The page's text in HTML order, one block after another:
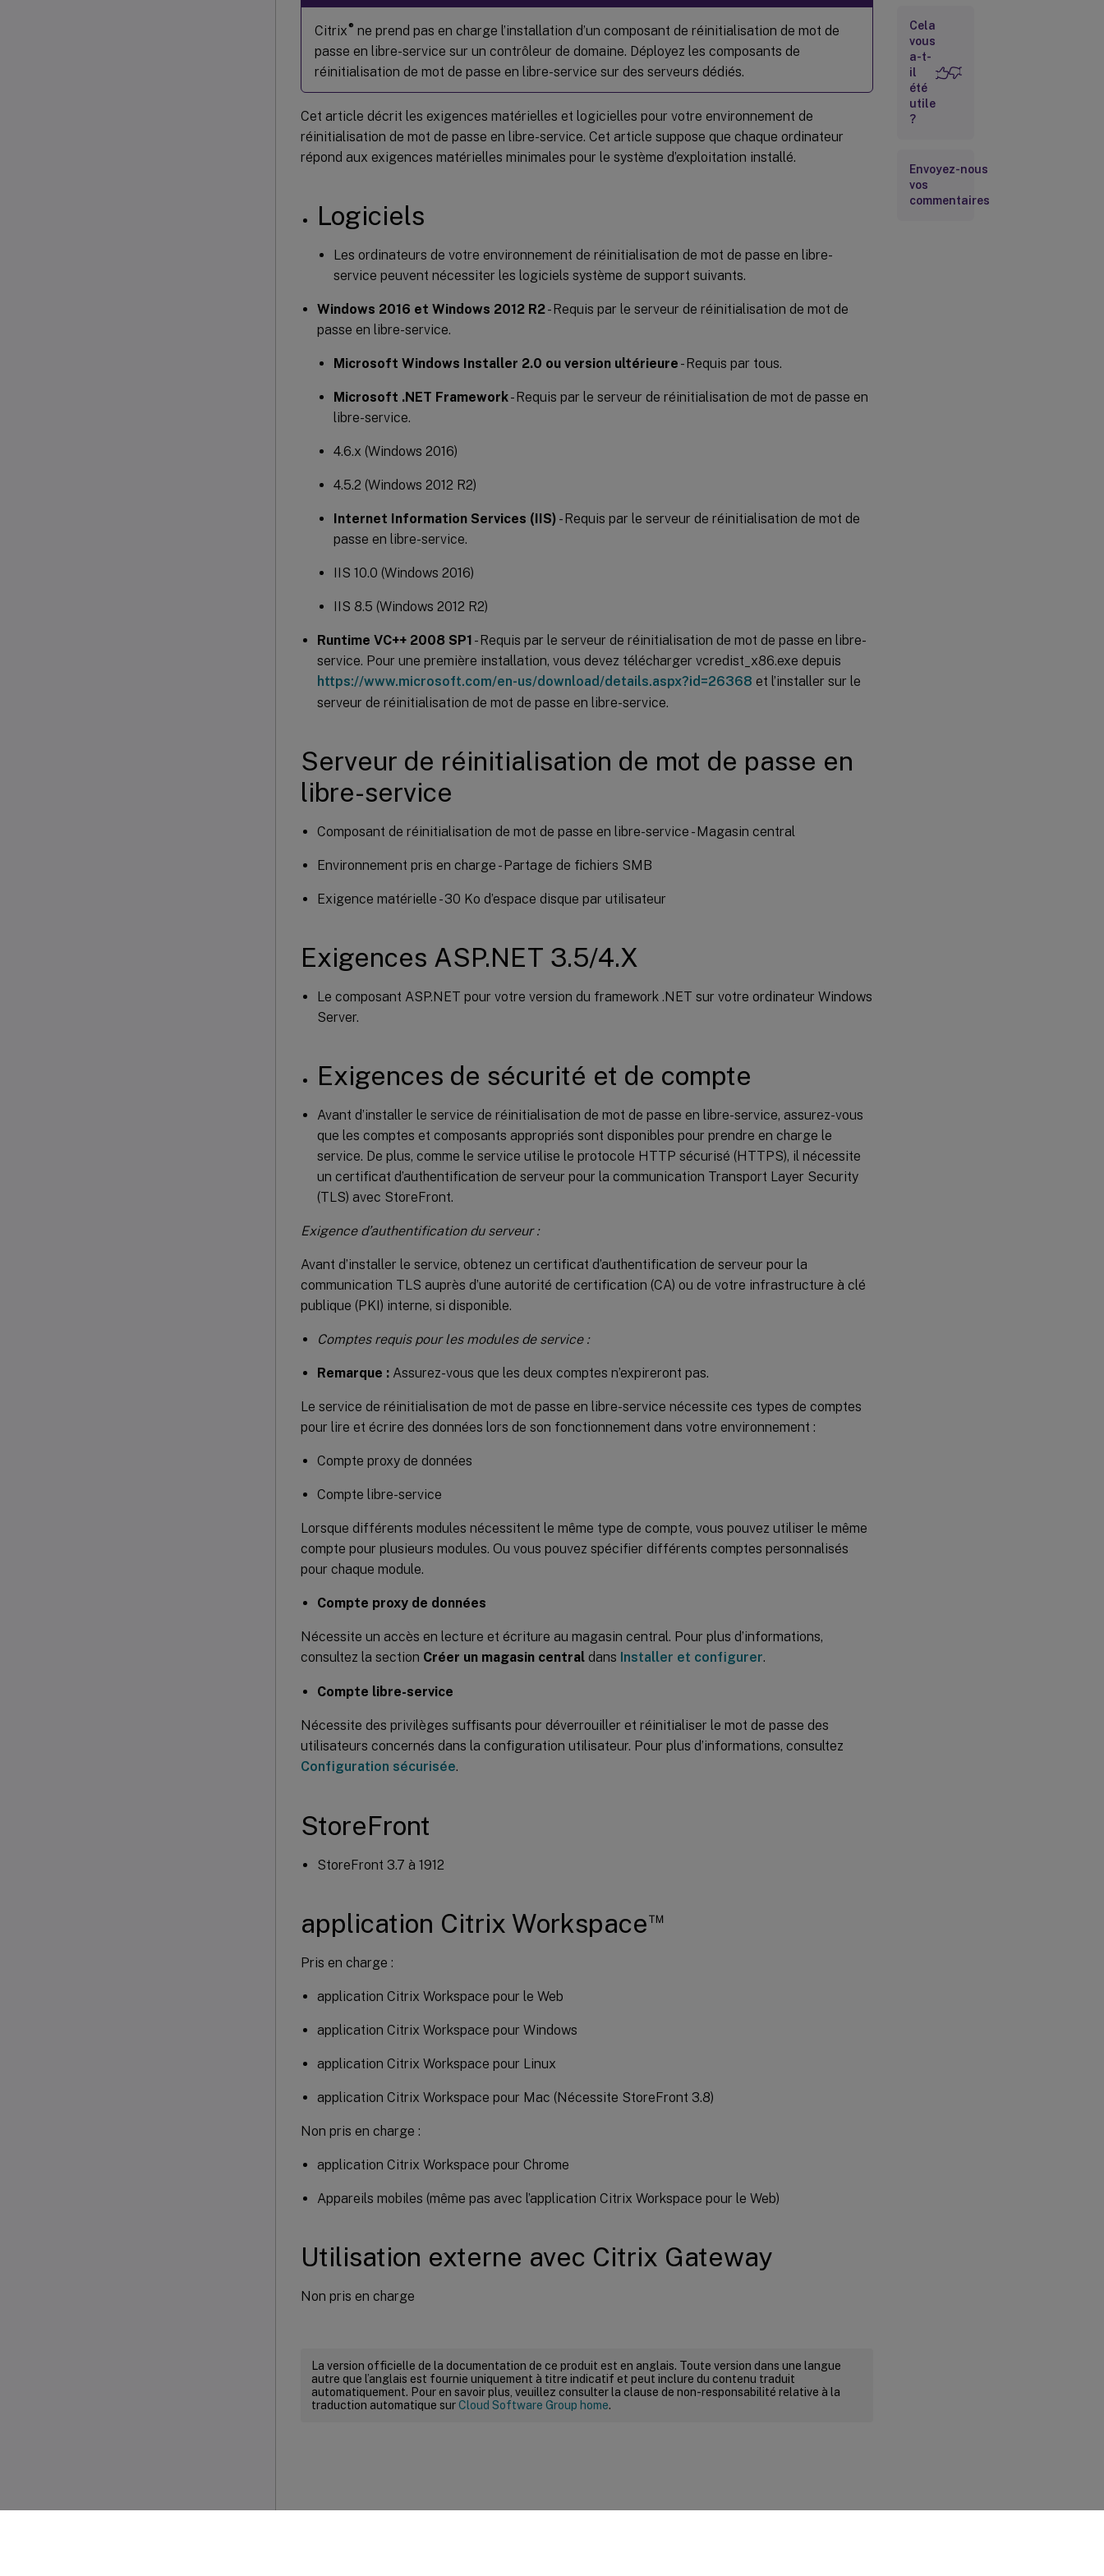
Citrix® ne prend pas en charge l’installation d’un composant de réinitialisation de mot de
passe en libre-service sur un contrôleur de domaine. Déployez les composants de
réinitialisation de mot de passe en libre-service sur des serveurs dédiés.
Cet article décrit les exigences matérielles et logicielles pour votre environnement de
réinitialisation de mot de passe en libre-service. Cet article suppose que chaque ordinateur
répond aux exigences matérielles minimales pour le système d’exploitation installé.
Logiciels
Les ordinateurs de votre environnement de réinitialisation de mot de passe en libre-
service peuvent nécessiter les logiciels système de support suivants.
Windows 2016 et Windows 2012 R2- Requis par le serveur de réinitialisation de mot de
passe en libre-service.
Microsoft Windows Installer 2.0 ou version ultérieure - Requis par tous.
Microsoft .NET Framework- Requis par le serveur de réinitialisation de mot de passe en
libre-service.
4.6.x (Windows 2016)
4.5.2 (Windows 2012 R2)
Internet Information Services (IIS) - Requis par le serveur de réinitialisation de mot de
passe en libre-service.
IIS 10.0 (Windows 2016)
IIS 8.5 (Windows 2012 R2)
Runtime VC++ 2008 SP1 - Requis par le serveur de réinitialisation de mot de passe en libre-
service. Pour une première installation, vous devez télécharger vcredist_x86.exe depuis
https://www.microsoft.com/en-us/download/details.aspx?id=26368 et l’installer sur le
serveur de réinitialisation de mot de passe en libre-service.
Serveur de réinitialisation de mot de passe en
libre-service
Composant de réinitialisation de mot de passe en libre-service - Magasin central
Environnement pris en charge - Partage de fichiers SMB
Exigence matérielle - 30 Ko d’espace disque par utilisateur
Exigences ASP.NET 3.5/4.X
Le composant ASP.NET pour votre version du framework .NET sur votre ordinateur Windows
Server.
Exigences de sécurité et de compte
Avant d’installer le service de réinitialisation de mot de passe en libre-service, assurez-vous
que les comptes et composants appropriés sont disponibles pour prendre en charge le
service. De plus, comme le service utilise le protocole HTTP sécurisé (HTTPS), il nécessite
un certificat d’authentification de serveur pour la communication Transport Layer Security
(TLS) avec StoreFront.
Exigence d’authentification du serveur :
Avant d’installer le service, obtenez un certificat d’authentification de serveur pour la
communication TLS auprès d’une autorité de certification (CA) ou de votre infrastructure à clé
publique (PKI) interne, si disponible.
Comptes requis pour les modules de service :
Remarque : Assurez-vous que les deux comptes n’expireront pas.
Le service de réinitialisation de mot de passe en libre-service nécessite ces types de comptes
pour lire et écrire des données lors de son fonctionnement dans votre environnement :
Compte proxy de données
Compte libre-service
Lorsque différents modules nécessitent le même type de compte, vous pouvez utiliser le même
compte pour plusieurs modules. Ou vous pouvez spécifier différents comptes personnalisés
pour chaque module.
Compte proxy de données
Nécessite un accès en lecture et écriture au magasin central. Pour plus d’informations,
consultez la section Créer un magasin central dans Installer et configurer.
Compte libre-service
Nécessite des privilèges suffisants pour déverrouiller et réinitialiser le mot de passe des
utilisateurs concernés dans la configuration utilisateur. Pour plus d’informations, consultez
Configuration sécurisée.
StoreFront
StoreFront 3.7 à 1912
application Citrix Workspace™
Pris en charge :
application Citrix Workspace pour le Web
application Citrix Workspace pour Windows
application Citrix Workspace pour Linux
application Citrix Workspace pour Mac (Nécessite StoreFront 3.8)
Non pris en charge :
application Citrix Workspace pour Chrome
Appareils mobiles (même pas avec l’application Citrix Workspace pour le Web)
Utilisation externe avec Citrix Gateway
Non pris en charge
La version officielle de la documentation de ce produit est en anglais. Toute version dans une langue
autre que l’anglais est fournie uniquement à titre indicatif et peut inclure du contenu traduit
automatiquement. Pour en savoir plus, veuillez consulter la clause de non-responsabilité relative à la
traduction automatique surCloud Software Group home.
ASP.NET
3.5/4.X
Exigences
de
sécurité
et de
StoreFront
Cela
vous
a-t-
il
été
utile
?
Envoyez-nous
vos
commentaires